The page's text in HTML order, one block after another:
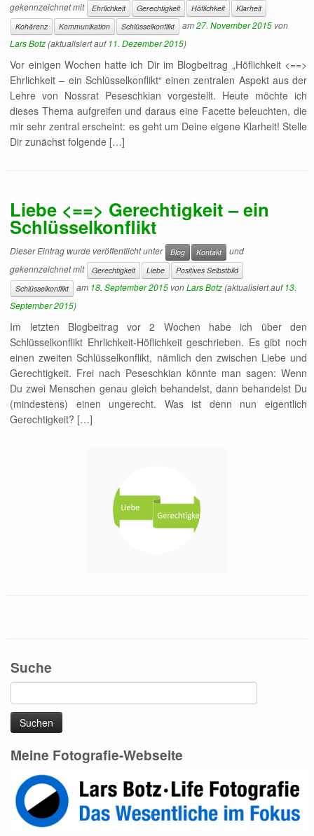
gekennzeichnet mit
Ehrlichkeit Gerechtigkeit Höflichkeit
Klarheit
Kohärenz
Kommunikation Schlüsselkonflikt am27. November 2015 von
Lars Botz(aktualisiert auf11. Dezember 2015)
Vor einigen Wochen hatte ich Dir im Blogbeitrag „Höflichkeit <==>
Ehrlichkeit – ein Schlüsselkonflikt“ einen zentralen Aspekt aus der
Lehre von Nossrat Peseschkian vorgestellt. Heute möchte ich
dieses Thema aufgreifen und daraus eine Facette beleuchten, die
mir sehr zentral erscheint: es geht um Deine eigene Klarheit! Stelle
Dir zunächst folgende […]
Liebe <==> Gerechtigkeit – ein
Schlüsselkonflikt
Dieser Eintrag wurde veröffentlicht unter Blog Kontakt
und
gekennzeichnet mit
Gerechtigkeit Liebe
Positives Selbstbild
Schlüsselkonflikt
am 18. September 2015 vonLars Botz(aktualisiert auf13.
September 2015)
Im letzten Blogbeitrag vor 2 Wochen habe ich über den
Schlüsselkonflikt Ehrlichkeit-Höflichkeit geschrieben. Es gibt noch
einen zweiten Schlüsselkonflikt, nämlich den zwischen Liebe und
Gerechtigkeit. Frei nach Peseschkian könnte man sagen: Wenn
Du zwei Menschen genau gleich behandelst, dann behandelst Du
(mindestens) einen ungerecht. Was ist denn nun eigentlich
Gerechtigkeit? […]
Suche
Suchen
nach:
Meine Fotografie-Webseite